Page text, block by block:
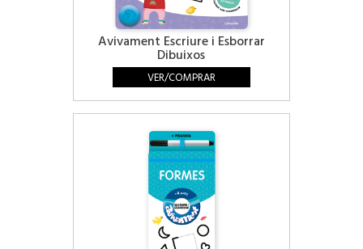
Avivament Escriure i Esborrar
Dibuixos
VER/COMPRAR